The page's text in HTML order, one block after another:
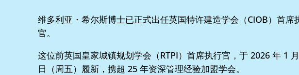
维多利亚・希尔斯博士已正式出任英国特许建造学会（CIOB）首席
官。
这位前英国皇家城镇规划学会（RTPI）首席执行官，于 2026 年 1
日（周五）履新，携超 25 年资深管理经验加盟学会。